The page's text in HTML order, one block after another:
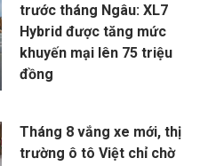
trước tháng Ngâu: XL7
Hybrid được tăng mức
khuyến mại lên 75 triệu
đồng
Tháng 8 vắng xe mới, thị
trường ô tô Việt chỉ chờ